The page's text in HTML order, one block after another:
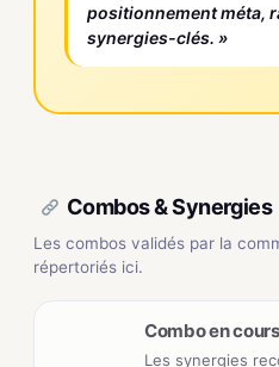
positionnement méta,
synergies-clés. »
Combos & Synergies
Les combos validés par la
répertoriés ici.
Combo en
Les synergies